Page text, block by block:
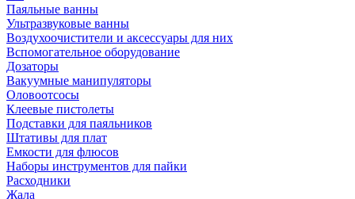
Паяльные ванны
Ультразвуковые ванны
Воздухоочистители и аксессуары для них
Вспомогательное оборудование
Дозаторы
Вакуумные манипуляторы
Оловоотсосы
Клеевые пистолеты
Подставки для паяльников
Штативы для плат
Емкости для флюсов
Наборы инструментов для пайки
Расходники
Жала